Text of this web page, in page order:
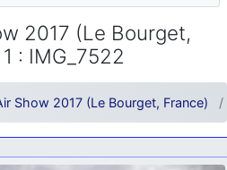
je viens d'arriver il y a quelques
2017 (Le Bourget,
: IMG_7522
Show 2017 (Le Bourget, France)